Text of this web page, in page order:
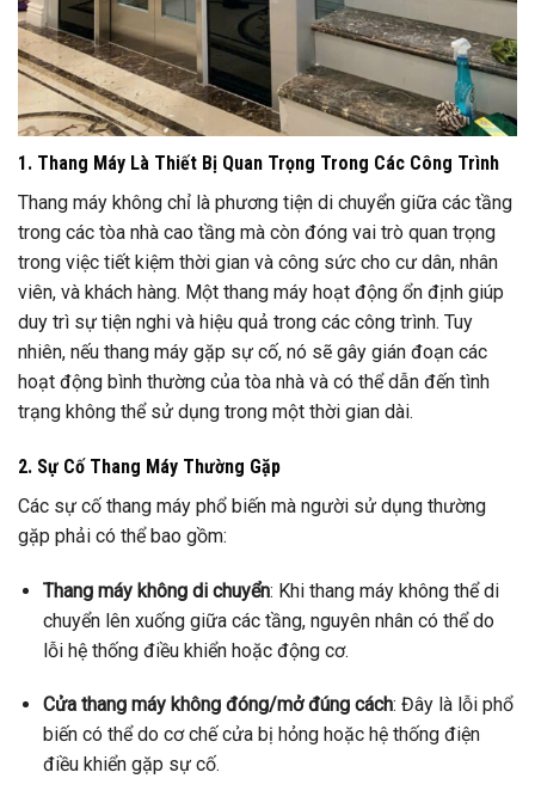
1. Thang Máy Là Thiết Bị Quan Trọng Trong Các Công Trình
Thang máy không chỉ là phương tiện di chuyển giữa các tầng
trong các tòa nhà cao tầng mà còn đóng vai trò quan trọng
trong việc tiết kiệm thời gian và công sức cho cư dân, nhân
viên, và khách hàng. Một thang máy hoạt động ổn định giúp
duy trì sự tiện nghi và hiệu quả trong các công trình. Tuy
nhiên, nếu thang máy gặp sự cố, nó sẽ gây gián đoạn các
hoạt động bình thường của tòa nhà và có thể dẫn đến tình
trạng không thể sử dụng trong một thời gian dài.
2. Sự Cố Thang Máy Thường Gặp
Các sự cố thang máy phổ biến mà người sử dụng thường
gặp phải có thể bao gồm:
Thang máy không di chuyển: Khi thang máy không thể di
chuyển lên xuống giữa các tầng, nguyên nhân có thể do
lỗi hệ thống điều khiển hoặc động cơ.
Cửa thang máy không đóng/mở đúng cách: Đây là lỗi phổ
biến có thể do cơ chế cửa bị hỏng hoặc hệ thống điện
điều khiển gặp sự cố.